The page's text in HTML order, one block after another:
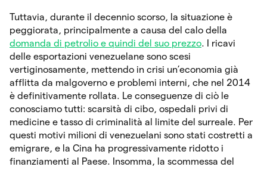
Tuttavia, durante il decennio scorso, la situazione è
peggiorata, principalmente a causa del calo della
domanda di petrolio e quindi del suo prezzo. I ricavi
delle esportazioni venezuelane sono scesi
vertiginosamente, mettendo in crisi un’economia già
afflitta da malgoverno e problemi interni, che nel 2014
è definitivamente rollata. Le conseguenze di ciò le
conosciamo tutti: scarsità di cibo, ospedali privi di
medicine e tasso di criminalità al limite del surreale. Per
questi motivi milioni di venezuelani sono stati costretti a
emigrare, e la Cina ha progressivamente ridotto i
finanziamenti al Paese. Insomma, la scommessa del